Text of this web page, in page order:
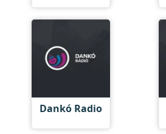
Dankó Radio